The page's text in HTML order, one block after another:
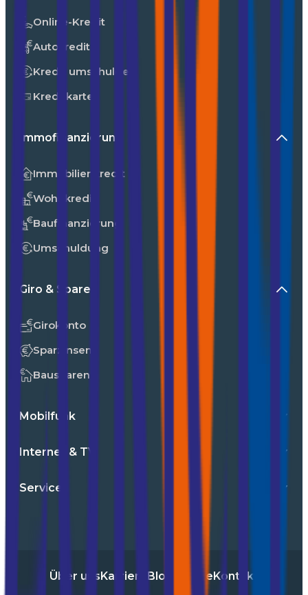
Online-Kredit
Autokredit
Kredit umschulden
Kreditkarte
Immofinanzierung
Immobilienkredit
Wohnkredit
Baufinanzierung
Umschuldung
Giro & Sparen
Girokonto
Sparzinsen
Bausparen
Mobilfunk
Internet & TV
Service
Über unsKarriere Blog PresseKontakt